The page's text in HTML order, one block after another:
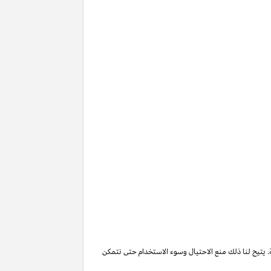
يتيح لنا ذلك منع الاحتيال وسوء الاستخدام حتى نتمكن